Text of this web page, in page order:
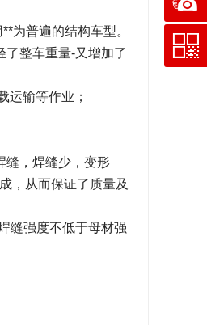
为普遍的结构车型。
了整车重量-又增加了
运输等作业；
缝，焊缝少，变形
，从而保证了质量及
缝强度不低于母材强